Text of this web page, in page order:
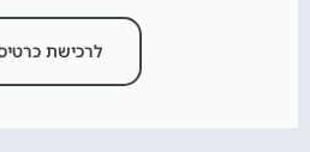
לרכישת